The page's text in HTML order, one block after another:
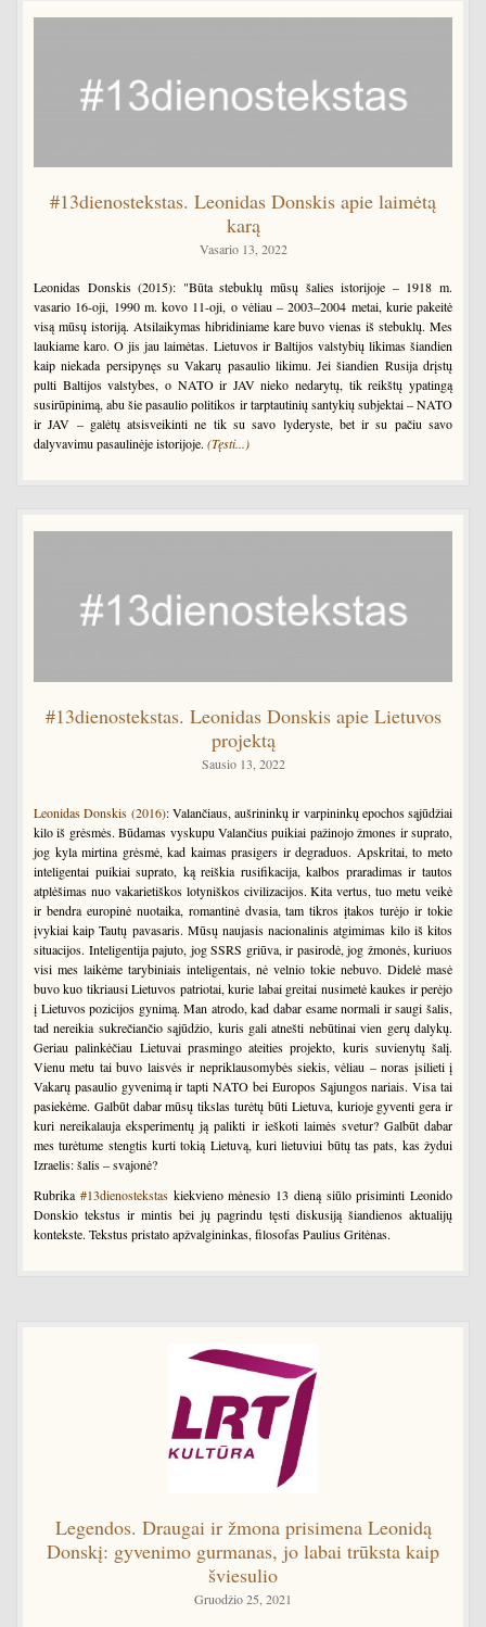
#13dienostekstas. Leonidas Donskis apie laimėtą
karą
Vasario 13, 2022
Leonidas Donskis (2015): "Būta stebuklų mūsų šalies istorijoje – 1918 m.
vasario 16-oji, 1990 m. kovo 11-oji, o vėliau – 2003–2004 metai, kurie pakeitė
visą mūsų istoriją. Atsilaikymas hibridiniame kare buvo vienas iš stebuklų. Mes
laukiame karo. O jis jau laimėtas. Lietuvos ir Baltijos valstybių likimas šiandien
kaip niekada persipynęs su Vakarų pasaulio likimu. Jei šiandien Rusija drįstų
pulti Baltijos valstybes, o NATO ir JAV nieko nedarytų, tik reikštų ypatingą
susirūpinimą, abu šie pasaulio politikos ir tarptautinių santykių subjektai – NATO
ir JAV – galėtų atsisveikinti ne tik su savo lyderyste, bet ir su pačiu savo
dalyvavimu pasaulinėje istorijoje. (Tęsti...)
#13dienostekstas. Leonidas Donskis apie Lietuvos
projektą
Sausio 13, 2022
Leonidas Donskis (2016): Valančiaus, aušrininkų ir varpininkų epochos sąjūdžiai
kilo iš grėsmės. Būdamas vyskupu Valančius puikiai pažinojo žmones ir suprato,
jog kyla mirtina grėsmė, kad kaimas prasigers ir degraduos. Apskritai, to meto
inteligentai puikiai suprato, ką reiškia rusifikacija, kalbos praradimas ir tautos
atplėšimas nuo vakarietiškos lotyniškos civilizacijos. Kita vertus, tuo metu veikė
ir bendra europinė nuotaika, romantinė dvasia, tam tikros įtakos turėjo ir tokie
įvykiai kaip Tautų pavasaris. Mūsų naujasis nacionalinis atgimimas kilo iš kitos
situacijos. Inteligentija pajuto, jog SSRS griūva, ir pasirodė, jog žmonės, kuriuos
visi mes laikėme tarybiniais inteligentais, nė velnio tokie nebuvo. Didelė masė
buvo kuo tikriausi Lietuvos patriotai, kurie labai greitai nusimetė kaukes ir perėjo
į Lietuvos pozicijos gynimą. Man atrodo, kad dabar esame normali ir saugi šalis,
tad nereikia sukrečiančio sąjūdžio, kuris gali atnešti nebūtinai vien gerų dalykų.
Geriau palinkėčiau Lietuvai prasmingo ateities projekto, kuris suvienytų šalį.
Vienu metu tai buvo laisvės ir nepriklausomybės siekis, vėliau – noras įsilieti į
Vakarų pasaulio gyvenimą ir tapti NATO bei Europos Sąjungos nariais. Visa tai
pasiekėme. Galbūt dabar mūsų tikslas turėtų būti Lietuva, kurioje gyventi gera ir
kuri nereikalauja eksperimentų ją palikti ir ieškoti laimės svetur? Galbūt dabar
mes turėtume stengtis kurti tokią Lietuvą, kuri lietuviui būtų tas pats, kas žydui
Izraelis: šalis – svajonė?
Rubrika #13dienostekstaskiekvieno mėnesio 13 dieną siūlo prisiminti Leonido
Donskio tekstus ir mintis bei jų pagrindu tęsti diskusiją šiandienos aktualijų
kontekste. Tekstus pristato apžvalgininkas, filosofas Paulius Gritėnas.
Legendos. Draugai ir žmona prisimena Leonidą
Donskį: gyvenimo gurmanas, jo labai trūksta kaip
šviesulio
Gruodžio 25, 2021